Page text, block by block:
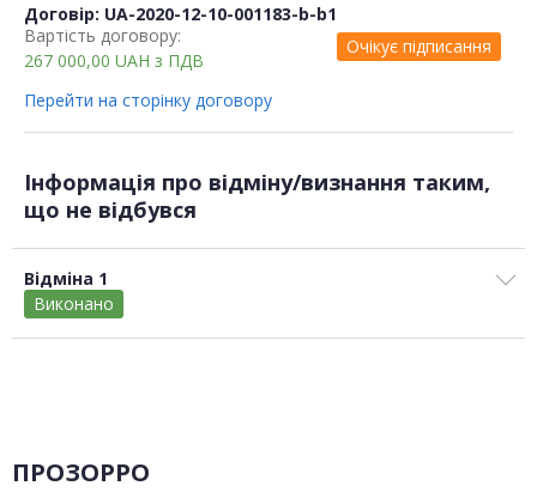
Договір: UA-2020-12-10-001183-b-b1
Вартість договору:
267 000,00 UAH з ПДВ
Очікує підписання
Перейти на сторінку договору
Інформація про відміну/визнання таким,
що не відбувся
Відміна 1
Виконано
ПРОЗОРРО